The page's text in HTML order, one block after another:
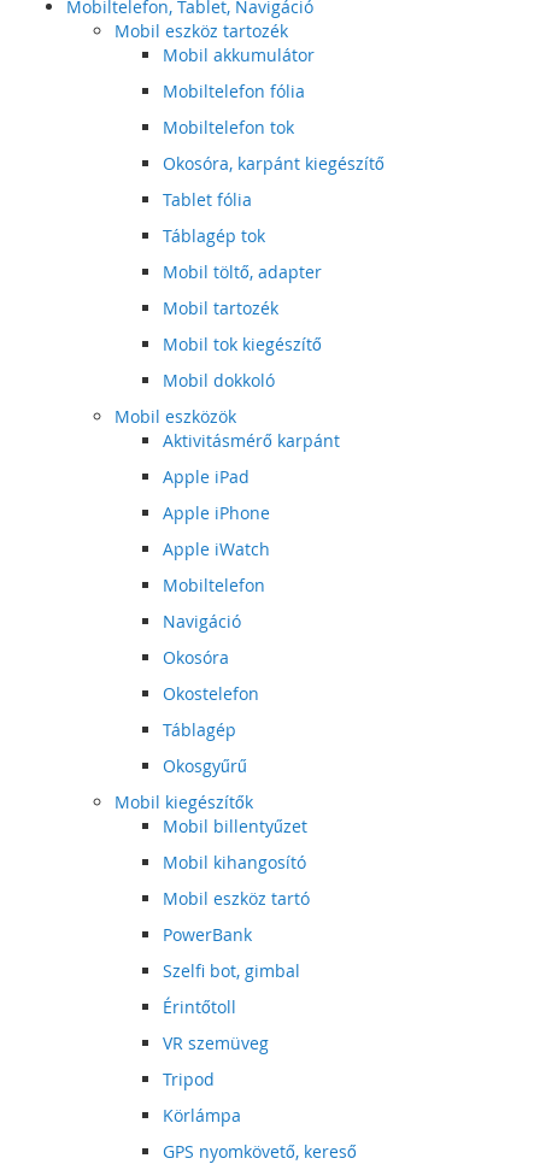
Mobiltelefon, Tablet, Navigáció
Mobil eszköz tartozék
Mobil akkumulátor
Mobiltelefon fólia
Mobiltelefon tok
Okosóra, karpánt kiegészítő
Tablet fólia
Táblagép tok
Mobil töltő, adapter
Mobil tartozék
Mobil tok kiegészítő
Mobil dokkoló
Mobil eszközök
Aktivitásmérő karpánt
Apple iPad
Apple iPhone
Apple iWatch
Mobiltelefon
Navigáció
Okosóra
Okostelefon
Táblagép
Okosgyűrű
Mobil kiegészítők
Mobil billentyűzet
Mobil kihangosító
Mobil eszköz tartó
PowerBank
Szelfi bot, gimbal
Érintőtoll
VR szemüveg
Tripod
Körlámpa
GPS nyomkövető, kereső